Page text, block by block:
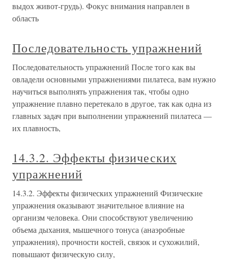
выдох живот-грудь). Фокус внимания направлен в
область
Последовательность упражнений
Последовательность упражнений После того как вы
овладели основными упражнениями пилатеса, вам нужно
научиться выполнять упражнения так, чтобы одно
упражнение плавно перетекало в другое, так как одна из
главных задач при выполнении упражнений пилатеса —
их плавность,
14.3.2. Эффекты физических
упражнений
14.3.2. Эффекты физических упражнений Физические
упражнения оказывают значительное влияние на
организм человека. Они способствуют увеличению
объема дыхания, мышечного тонуса (анаэробные
упражнения), прочности костей, связок и сухожилий,
повышают физическую силу,